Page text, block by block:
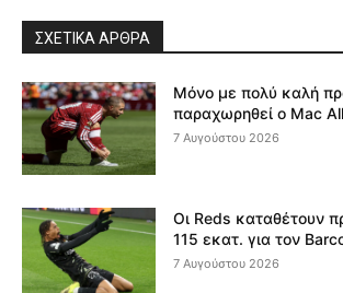
ΣΧΕΤΙΚΆ ΆΡΘΡΑ
Μόνο με πολύ καλή
παραχωρηθεί ο Mac
7 Αυγούστου 2026
Οι Reds καταθέτουν
115 εκατ. για τον
7 Αυγούστου 2026